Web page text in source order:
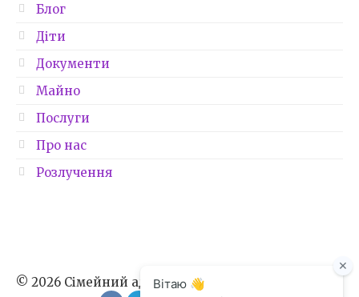
Блог
Діти
Документи
Майно
Послуги
Про нас
Розлучення
© 2026 Сімейний адвокат